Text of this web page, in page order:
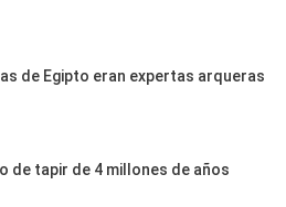
de Egipto eran expertas arqueras
de tapir de 4 millones de años